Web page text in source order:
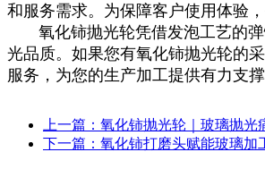
和服务需求。为保障客户使用体验
氧化铈抛光轮凭借发泡工艺的弹
光品质。如果您有氧化铈抛光轮的
服务，为您的生产加工提供有力支撑
上一篇：氧化铈抛光轮｜玻璃抛光
下一篇：氧化铈打磨头赋能玻璃加